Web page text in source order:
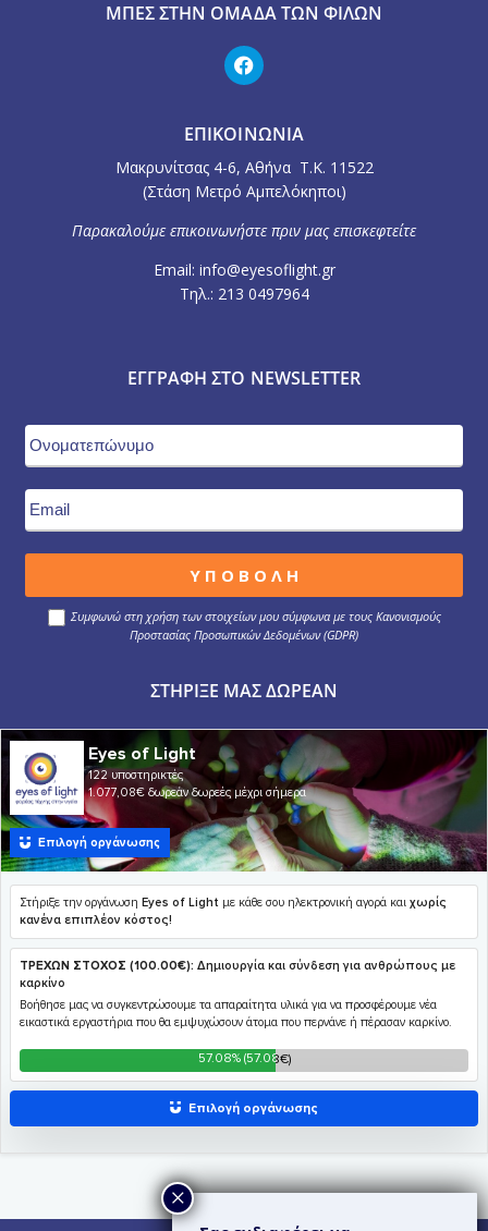
ΜΠΕΣ ΣΤΗΝ ΟΜΆΔΑ ΤΩΝ ΦΊΛΩΝ
ΕΠΙΚΟΙΝΩΝΙΑ
Μακρυνίτσας 4-6, Αθήνα Τ.Κ. 11522
(Στάση Μετρό Αμπελόκηποι)
Παρακαλούμε επικοινωνήστε πριν μας επισκεφτείτε
Email: info@eyesoflight.gr
Τηλ.: 213 0497964
ΕΓΓΡΑΦΉ ΣΤΟ NEWSLETTER
Συμφωνώ στη χρήση των στοιχείων μου σύμφωνα με τους Κανονισμούς
Προστασίας Προσωπικών Δεδομένων (GDPR)
ΣΤΉΡΙΞΕ ΜΑΣ ΔΩΡΕΆΝ